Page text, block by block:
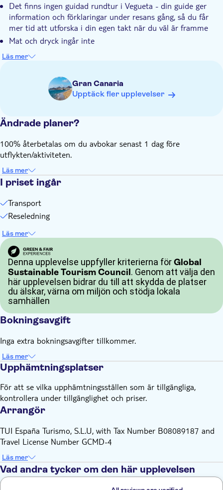
ledig tid i shoppingcentret Las Arenas
Denna upplevelse leds av en vänlig lokalguide med gedigen
kunskap om Las Palmas och Vegueta
Det finns ingen guidad rundtur i Vegueta - din guide ger
information och förklaringar under resans gång, så du får
mer tid att utforska i din egen takt när du väl är framme
Mat och dryck ingår inte
Engelsktalande guide för alla nationaliteter
Barn måste ha en medföljande vuxen (över 18 år) hela tiden
Pengar för extra kostnader eller dricks
Läs mer
Gran Canaria
Upptäck fler upplevelser
Ändrade planer?
100% återbetalas om du avbokar senast 1 dag före
utflykten/aktiviteten.
Läs mer
I priset ingår
Transport
Reseledning
Läs mer
Denna upplevelse uppfyller kriterierna för Global
Sustainable Tourism Council . Genom att välja den
här upplevelsen bidrar du till att skydda de platser
du älskar, värna om miljön och stödja lokala
samhällen
Bokningsavgift
Inga extra bokningsavgifter tillkommer.
Läs mer
Upphämtningsplatser
För att se vilka upphämtningsställen som är tillgängliga,
kontrollera under tillgänglighet och priser.
Arrangör
TUI España Turismo, S.L.U, with Tax Number B08089187 and
Travel License Number GCMD-4
Läs mer
Vad andra tycker om den här upplevelsen